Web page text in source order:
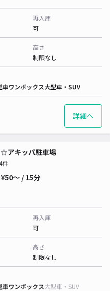
再入庫
可
高さ
制限なし
車ワンボックス大型車・SUV
詳細へ
アキッパ駐車場
件
¥50〜 / 15分
再入庫
可
高さ
制限なし
車ワンボックス大型車・SUV